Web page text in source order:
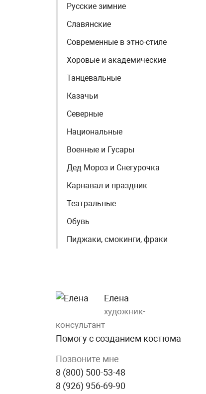
Русские зимние
Славянские
Современные в этно-стиле
Хоровые и академические
Танцевальные
Казачьи
Северные
Национальные
Военные и Гусары
Дед Мороз и Снегурочка
Карнавал и праздник
Театральные
Обувь
Пиджаки, смокинги, фраки
Елена
художник-
консультант
Помогу с созданием костюма
Позвоните мне
8 (800) 500-53-48
8 (926) 956-69-90